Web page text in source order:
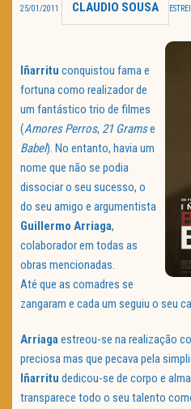
TRAILER DO DIA
25/01/2011 CLAUDIO SOUSA
Iñarritu conquistou fama e
fortuna como realizador de
um fantástico trio de filmes
(Amores Perros, 21 Gramse
Babel). No entanto, havia um
nome que não se podia
dissociar o seu sucesso, o
do seu amigo e argumentista
Guillermo Arriaga,
colaborador em todas as
obras mencionadas.
Até que as comadres se
zangaram e cada um seguiu o seu
Arriagaestreou-se na realização
preciosa mas que pecava pela
Iñarritu dedicou-se de corpo e
transparece todo o seu talento